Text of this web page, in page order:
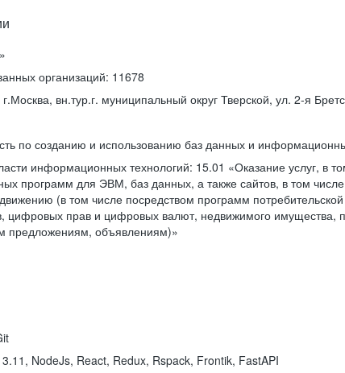
организаций: 11678
вн.тур.г. муниципальный округ Тверской, ул. 2-я
по созданию и использованию баз данных и
информационных технологий: 15.01 «Оказание услуг, в
программ для ЭВМ, баз данных, а также сайтов, в том
(в том числе посредством программ
цифровых прав и цифровых валют, недвижимого имущества,
предложениям, объявлениям)»
NodeJs, React, Redux, Rspack, Frontik, FastAPI